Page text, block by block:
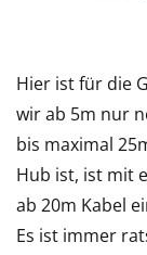
Hier ist für die
wir ab 5m nur
bis maximal
Hub ist, ist mit
ab 20m Kabel
Es ist immer